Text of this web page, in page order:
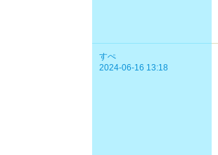
すぺ
2024-06-16 13:18